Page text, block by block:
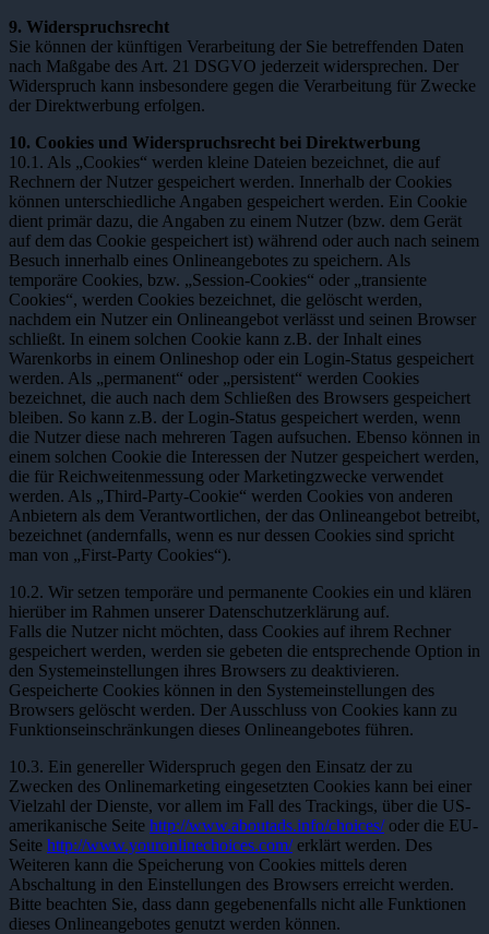
9. Widerspruchsrecht
Sie können der künftigen Verarbeitung der Sie betreffenden Daten
nach Maßgabe des Art. 21 DSGVO jederzeit widersprechen. Der
Widerspruch kann insbesondere gegen die Verarbeitung für Zwecke
der Direktwerbung erfolgen.
10. Cookies und Widerspruchsrecht bei Direktwerbung
10.1. Als „Cookies“ werden kleine Dateien bezeichnet, die auf
Rechnern der Nutzer gespeichert werden. Innerhalb der Cookies
können unterschiedliche Angaben gespeichert werden. Ein Cookie
dient primär dazu, die Angaben zu einem Nutzer (bzw. dem Gerät
auf dem das Cookie gespeichert ist) während oder auch nach seinem
Besuch innerhalb eines Onlineangebotes zu speichern. Als
temporäre Cookies, bzw. „Session-Cookies“ oder „transiente
Cookies“, werden Cookies bezeichnet, die gelöscht werden,
nachdem ein Nutzer ein Onlineangebot verlässt und seinen Browser
schließt. In einem solchen Cookie kann z.B. der Inhalt eines
Warenkorbs in einem Onlineshop oder ein Login-Status gespeichert
werden. Als „permanent“ oder „persistent“ werden Cookies
bezeichnet, die auch nach dem Schließen des Browsers gespeichert
bleiben. So kann z.B. der Login-Status gespeichert werden, wenn
die Nutzer diese nach mehreren Tagen aufsuchen. Ebenso können in
einem solchen Cookie die Interessen der Nutzer gespeichert werden,
die für Reichweitenmessung oder Marketingzwecke verwendet
werden. Als „Third-Party-Cookie“ werden Cookies von anderen
Anbietern als dem Verantwortlichen, der das Onlineangebot betreibt,
bezeichnet (andernfalls, wenn es nur dessen Cookies sind spricht
man von „First-Party Cookies“).
10.2. Wir setzen temporäre und permanente Cookies ein und klären
hierüber im Rahmen unserer Datenschutzerklärung auf.
Falls die Nutzer nicht möchten, dass Cookies auf ihrem Rechner
gespeichert werden, werden sie gebeten die entsprechende Option in
den Systemeinstellungen ihres Browsers zu deaktivieren.
Gespeicherte Cookies können in den Systemeinstellungen des
Browsers gelöscht werden. Der Ausschluss von Cookies kann zu
Funktionseinschränkungen dieses Onlineangebotes führen.
10.3. Ein genereller Widerspruch gegen den Einsatz der zu
Zwecken des Onlinemarketing eingesetzten Cookies kann bei einer
Vielzahl der Dienste, vor allem im Fall des Trackings, über die US-
amerikanische Seite http://www.aboutads.info/choices/oder die EU-
Seite http://www.youronlinechoices.com/erklärt werden. Des
Weiteren kann die Speicherung von Cookies mittels deren
Abschaltung in den Einstellungen des Browsers erreicht werden.
Bitte beachten Sie, dass dann gegebenenfalls nicht alle Funktionen
dieses Onlineangebotes genutzt werden können.